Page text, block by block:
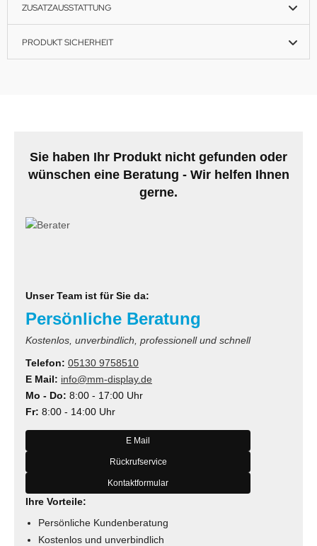
ZUSATZAUSSTATTUNG
PRODUKT SICHERHEIT
Sie haben Ihr Produkt nicht gefunden oder
wünschen eine Beratung - Wir helfen Ihnen
gerne.
Unser Team ist für Sie da:
Persönliche Beratung
Kostenlos, unverbindlich, professionell und schnell
Telefon: 05130 9758510
E Mail: info@mm-display.de
Mo - Do: 8:00 - 17:00 Uhr
Fr: 8:00 - 14:00 Uhr
E Mail
Rückrufservice
Kontaktformular
Ihre Vorteile:
Persönliche Kundenberatung
Kostenlos und unverbindlich